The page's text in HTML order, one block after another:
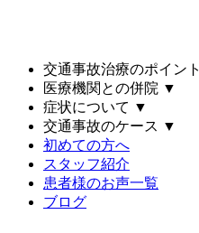
交通事故治療のポイント
医療機関との併院 ▼
症状について ▼
交通事故のケース ▼
初めての方へ
スタッフ紹介
患者様のお声一覧
ブログ